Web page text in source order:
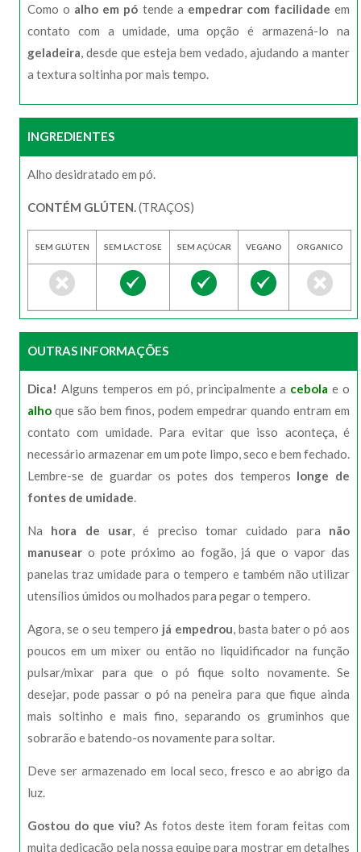
Como o alho em pó tende a empedrar com facilidade em
contato com a umidade, uma opção é armazená-lo na
geladeira , desde que esteja bem vedado, ajudando a manter
a textura soltinha por mais tempo.
INGREDIENTES
Alho desidratado em pó.
CONTÉM GLÚTEN. (TRAÇOS)
SEM GLÚTEN SEM LACTOSE SEM AÇÚCAR VEGANO ORGANICO
OUTRAS INFORMAÇÕES
Dica! Alguns temperos em pó, principalmente a cebola e o
alho que são bem finos, podem empedrar quando entram em
contato com umidade. Para evitar que isso aconteça, é
necessário armazenar em um pote limpo, seco e bem fechado.
Lembre-se de guardar os potes dos temperos longe de
fontes de umidade
Na hora de usar , é preciso tomar cuidado para não
manusear o pote próximo ao fogão, já que o vapor das
panelas traz umidade para o tempero e também não utilizar
utensílios úmidos ou molhados para pegar o tempero.
Agora, se o seu tempero já empedrou , basta bater o pó aos
poucos em um mixer ou então no liquidificador na função
pulsar/mixar para que o pó fique solto novamente. Se
desejar, pode passar o pó na peneira para que fique ainda
mais soltinho e mais fino, separando os gruminhos que
sobrarão e batendo-os novamente para soltar.
Deve ser armazenado em local seco, fresco e ao abrigo da
luz.
Gostou do que viu?As fotos deste item foram feitas com
muita dedicação pela nossa equipe para mostrar em detalhes